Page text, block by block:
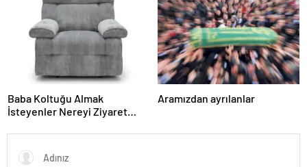
Baba Koltuğu Almak
İsteyenler Nereyi Ziyaret
Aramızdan ayrılanlar